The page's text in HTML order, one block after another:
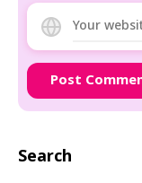
Search